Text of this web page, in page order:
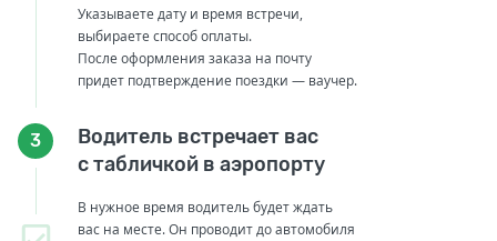
Указываете дату и время встречи,
выбираете способ оплаты.
После оформления заказа на почту
придет подтверждение поездки — ваучер.
3
Водитель встречает вас
с табличкой в аэропорту
В нужное время водитель будет ждать
вас на месте. Он проводит до автомобиля